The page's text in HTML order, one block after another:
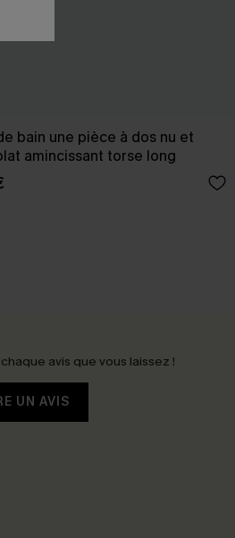
bain une pièce à dos nu et
amincissant torse long
avis que vous laissez !
UN AVIS